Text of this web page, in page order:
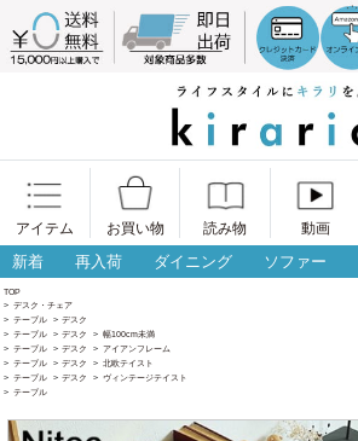
アイテム お買い物 読み物 動画
新着 再入荷 ダイニング ソファー
TOP
> デスク・チェア
> テーブル > デスク
> テーブル > デスク > 幅100cm未満
> テーブル > デスク > アイアンフレーム
> テーブル > デスク > 北欧テイスト
> テーブル > デスク > ヴィンテージテイスト
> テーブル